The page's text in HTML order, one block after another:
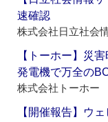
速確認
株式会社日立社会
【トーホー】災
発電機で万全の
株式会社トーホー
【開催報告】ウ